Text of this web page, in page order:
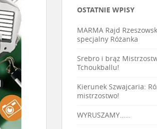
OSTATNIE WPISY
MARMA Rajd
specjalny Różanka
Srebro i brąz
Tchoukballu!
Kierunek Szwajcaria:
mistrzostwo!
WYRUSZAMY……